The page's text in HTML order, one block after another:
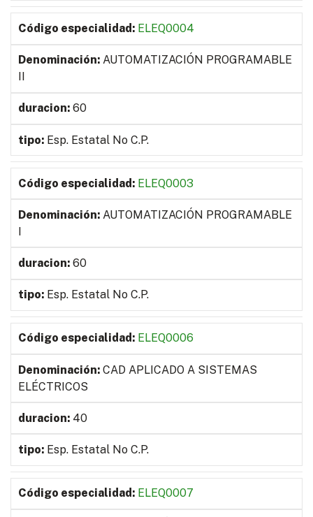
ELEQ0004
AUTOMATIZACIÓN PROGRAMABLE
II
60
Esp. Estatal No C.P.
ELEQ0003
AUTOMATIZACIÓN PROGRAMABLE
I
60
Esp. Estatal No C.P.
ELEQ0006
CAD APLICADO A SISTEMAS
ELÉCTRICOS
40
Esp. Estatal No C.P.
ELEQ0007